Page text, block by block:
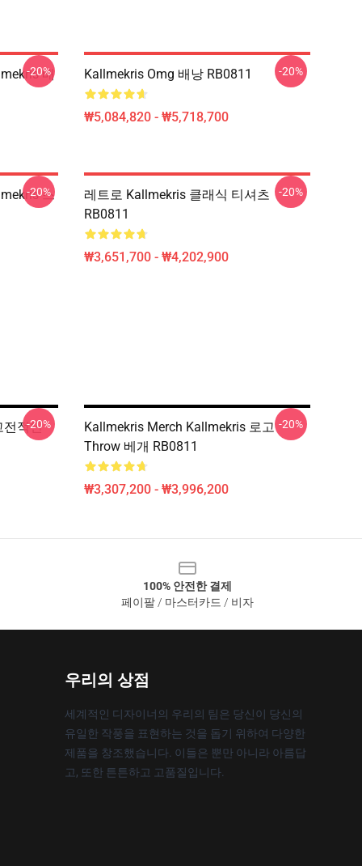
배
-20% Kallmekris Omg 배낭 RB0811
₩5,084,820 - ₩5,718,700
-20%
스
-20%
레트로 Kallmekris 클래식 티셔츠
RB0811
₩3,651,700 - ₩4,202,900
-20%
전적인
-20%
Kallmekris Merch Kallmekris 로고
Throw 베개 RB0811
₩3,307,200 - ₩3,996,200
-20%
100% 안전한 결제
페이팔 / 마스터카드 / 비자
우리의 상점
세계적인 디자이너의 우리의 팀은 당신이 당신의
유일한 작풍을 표현하는 것을 돕기 위하여 다양한
제품을 창조했습니다. 이들은 뿐만 아니라 아름답
고, 또한 튼튼하고 고품질입니다.